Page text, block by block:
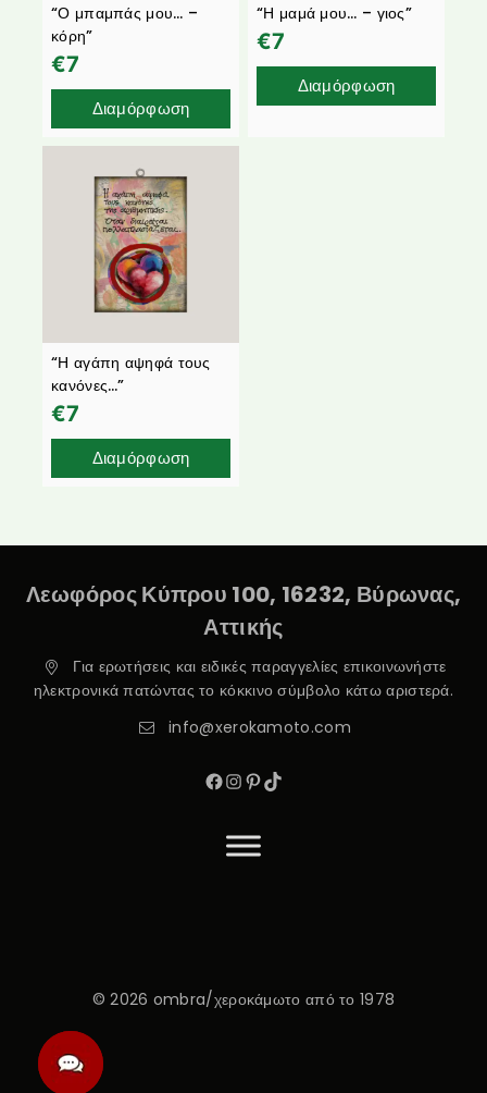
“Ο μπαμπάς μου… –
κόρη”
€7
Διαμόρφωση
“Η μαμά μου… – γιος”
€7
Διαμόρφωση
“Η αγάπη αψηφά τους
κανόνες…”
€7
Διαμόρφωση
Λεωφόρος Κύπρου 100, 16232, Βύρωνας,
Αττικής
Για ερωτήσεις και ειδικές παραγγελίες επικοινωνήστε
ηλεκτρονικά πατώντας το κόκκινο σύμβολο κάτω αριστερά.
info@xerokamoto.com
© 2026 ombra/χεροκάμωτο από το 1978